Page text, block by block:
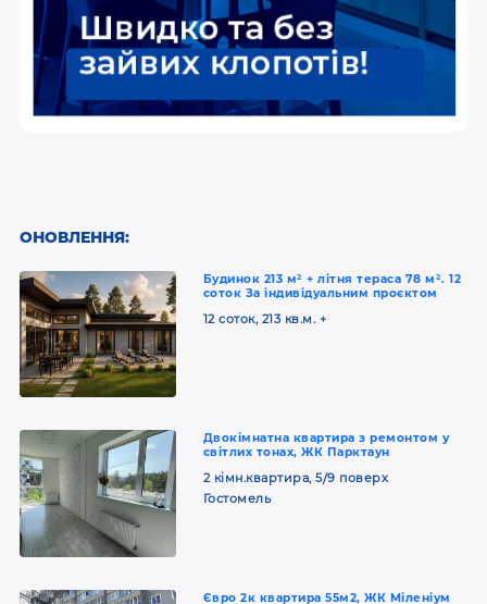
ОНОВЛЕННЯ:
Будинок 213 м² + літня тераса 78 м². 12
соток За індивідуальним проєктом
12 соток, 213 кв.м. +
Двокімнатна квартира з ремонтом у
світлих тонах, ЖК Парктаун
2 кімн.квартира, 5/9 поверх
Гостомель
Євро 2к квартира 55м2, ЖК Міленіум